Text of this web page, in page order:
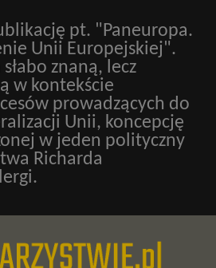
pt. "Paneuropa.
Unii Europejskiej".
znaną, lecz
w kontekście
prowadzących do
Unii, koncepcję
w jeden polityczny
Richarda